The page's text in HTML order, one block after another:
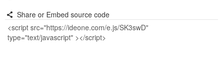
Share or Embed source code